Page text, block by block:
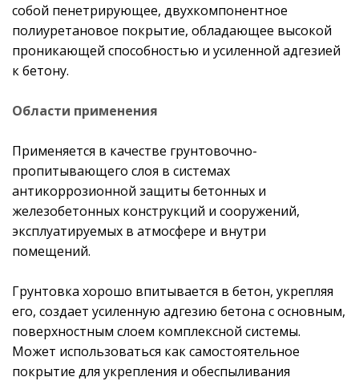
собой пенетрирующее, двухкомпонентное
полиуретановое покрытие, обладающее высокой
проникающей способностью и усиленной адгезией
к бетону.
Области применения
Применяется в качестве грунтовочно-
пропитывающего слоя в системах
антикоррозионной защиты бетонных и
железобетонных конструкций и сооружений,
эксплуатируемых в атмосфере и внутри
помещений.
Грунтовка хорошо впитывается в бетон, укрепляя
его, создает усиленную адгезию бетона с основным,
поверхностным слоем комплексной системы.
Может использоваться как самостоятельное
покрытие для укрепления и обеспыливания